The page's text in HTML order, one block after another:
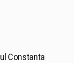
Constanta